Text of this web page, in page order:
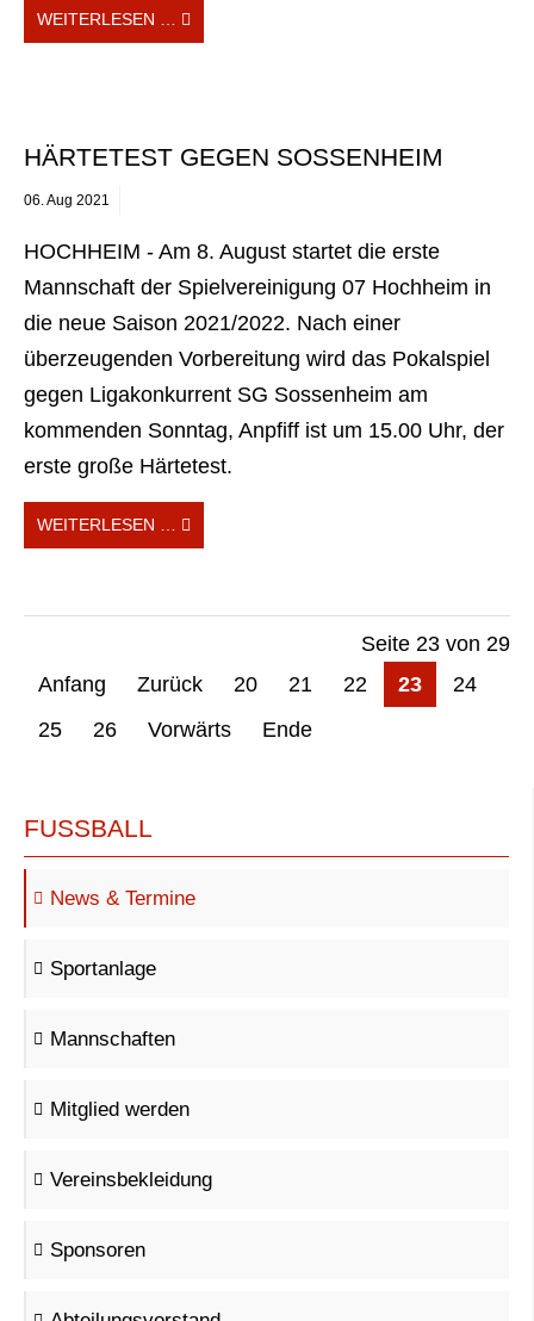
WEITERLESEN …
HÄRTETEST GEGEN SOSSENHEIM
06. Aug 2021
HOCHHEIM - Am 8. August startet die erste
Mannschaft der Spielvereinigung 07 Hochheim in
die neue Saison 2021/2022. Nach einer
überzeugenden Vorbereitung wird das Pokalspiel
gegen Ligakonkurrent SG Sossenheim am
kommenden Sonntag, Anpfiff ist um 15.00 Uhr, der
erste große Härtetest.
WEITERLESEN …
Seite 23 von 29
Anfang
Zurück 20 21 22 23
24
25
26 Vorwärts Ende
FUSSBALL
News & Termine
Sportanlage
Mannschaften
Mitglied werden
Vereinsbekleidung
Sponsoren